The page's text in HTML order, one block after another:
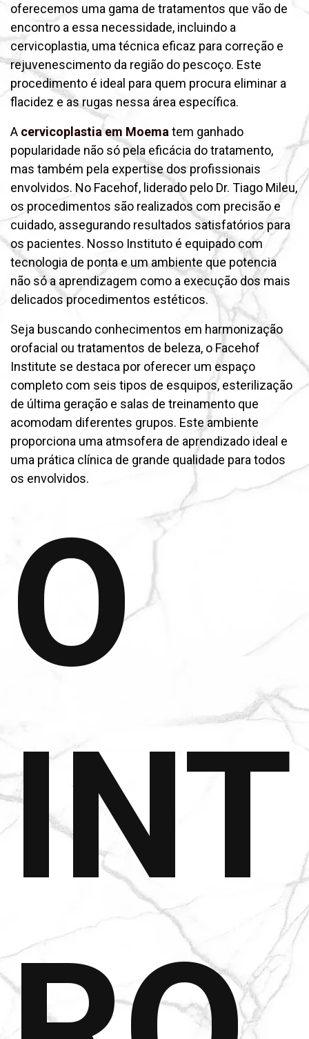
oferecemos uma gama de tratamentos que vão de
encontro a essa necessidade, incluindo a
cervicoplastia, uma técnica eficaz para correção e
rejuvenescimento da região do pescoço. Este
procedimento é ideal para quem procura eliminar a
flacidez e as rugas nessa área específica.
A cervicoplastia em Moema tem ganhado
popularidade não só pela eficácia do tratamento,
mas também pela expertise dos profissionais
envolvidos. No Facehof, liderado pelo Dr. Tiago Mileu,
os procedimentos são realizados com precisão e
cuidado, assegurando resultados satisfatórios para
os pacientes. Nosso Instituto é equipado com
tecnologia de ponta e um ambiente que potencia
não só a aprendizagem como a execução dos mais
delicados procedimentos estéticos.
Seja buscando conhecimentos em harmonização
orofacial ou tratamentos de beleza, o Facehof
Institute se destaca por oferecer um espaço
completo com seis tipos de esquipos, esterilização
de última geração e salas de treinamento que
acomodam diferentes grupos. Este ambiente
proporciona uma atmsofera de aprendizado ideal e
uma prática clínica de grande qualidade para todos
os envolvidos.
O
INT